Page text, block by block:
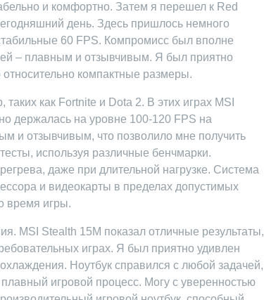
и комфортно. Затем я перешел к Red
день. Здесь пришлось немного
60 FPS. Компромисс был вполне
– плавным и отзывчивым. Я был приятно
компактные размеры.
как Fortnite и Dota 2. В этих играх MSI
держалась на уровне 100-120 FPS на
и отзывчивым, что позволило мне получить
используя различные бенчмарки.
даже при длительной нагрузке. Система
и видеокарты в пределах допустимых
время игры.
MSI Stealth 15M показал отличные результаты,
играх. Я был приятно удивлен
Ноутбук справился с любой задачей,
игровой процесс. Могу с уверенностью